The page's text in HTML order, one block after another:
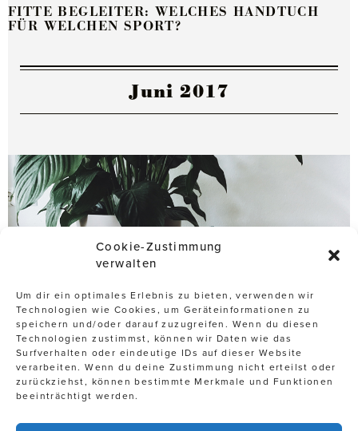
Cookie-Zustimmung
verwalten
Um dir ein optimales Erlebnis zu bieten, verwenden wir
Technologien wie Cookies, um Geräteinformationen zu
speichern und/oder darauf zuzugreifen. Wenn du diesen
Technologien zustimmst, können wir Daten wie das
Surfverhalten oder eindeutige IDs auf dieser Website
verarbeiten. Wenn du deine Zustimmung nicht erteilst oder
zurückziehst, können bestimmte Merkmale und Funktionen
beeinträchtigt werden.
FITTE BEGLEITER: WELCHES HANDTUCH
FÜR WELCHEN SPORT?
Juni 2017
16. Juni 2017
URBAN JUNGLE – INSPIRATIONEN FÜR DEN